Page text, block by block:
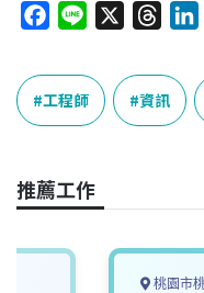
c
e
b
o
k
n
e
r
e
a
工程師 資訊
推薦工作
桃園市